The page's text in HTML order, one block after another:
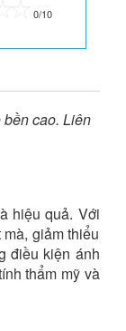
0/10
cao. Liên
hiệu quả. Với
giảm thiểu
điều kiện ánh
thẩm mỹ và